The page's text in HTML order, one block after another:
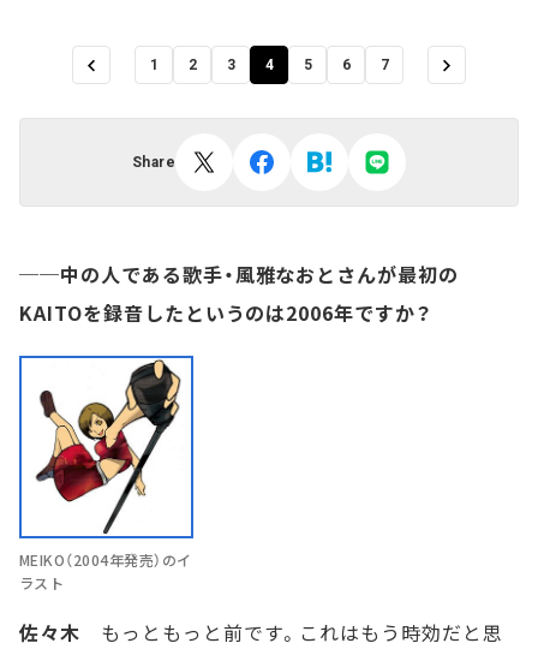
1 2 3 4 5 6 7
Share
──中の人である歌手・風雅なおとさんが最初の
KAITOを録音したというのは2006年ですか？
MEIKO（2004年発売）のイ
ラスト
佐々木 もっともっと前です。これはもう時効だと思